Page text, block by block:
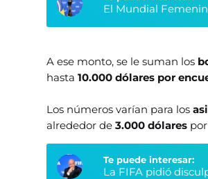
El Mundial
A ese monto, se le suman los
hasta10.000 dólares por
Los números varían para los
alrededor de 3.000 dólares
Te puede interesar:
La FIFA pidió